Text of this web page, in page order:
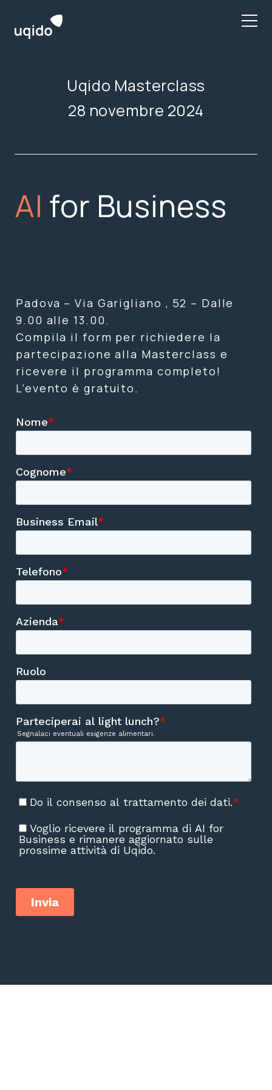
content
Uqido Masterclass
28 novembre 2024
AI for Business
Padova – Via Garigliano , 52 – Dalle
9.00 alle 13.00.
Compila il form per richiedere la
partecipazione alla Masterclass e
ricevere il programma completo!
L’evento è gratuito.